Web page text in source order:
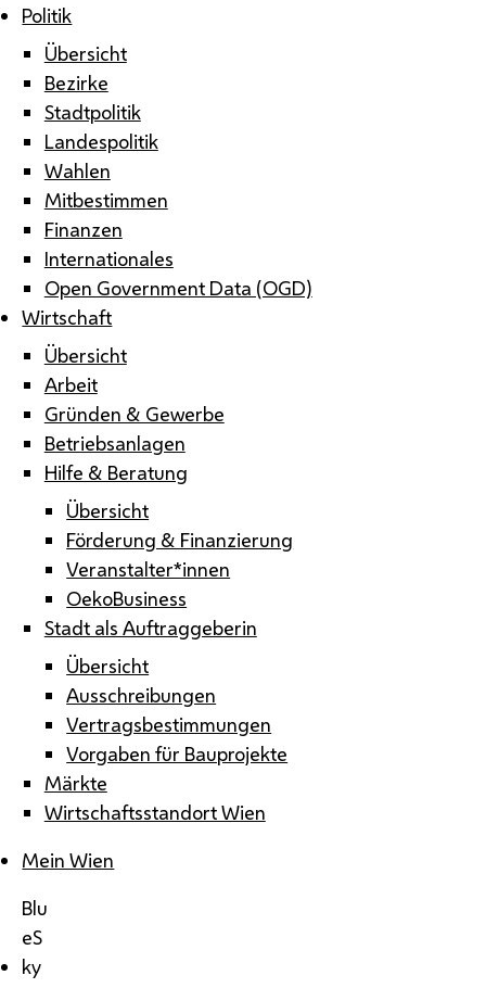
Politik
Übersicht
Bezirke
Stadtpolitik
Landespolitik
Wahlen
Mitbestimmen
Finanzen
Internationales
Open Government Data (OGD)
Wirtschaft
Übersicht
Arbeit
Gründen & Gewerbe
Betriebsanlagen
Hilfe & Beratung
Übersicht
Förderung & Finanzierung
Veranstalter*innen
OekoBusiness
Stadt als Auftraggeberin
Übersicht
Ausschreibungen
Vertragsbestimmungen
Vorgaben für Bauprojekte
Märkte
Wirtschaftsstandort Wien
Mein Wien
Blu
eS
ky